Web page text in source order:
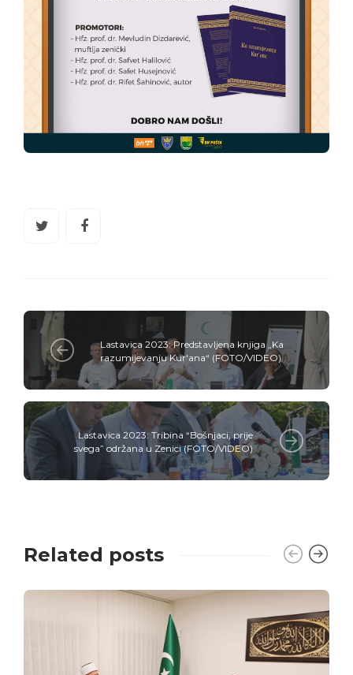
Lastavica 2023: Predstavljena knjiga „Ka
razumijevanju Kur'ana“ (FOTO/VIDEO)
Lastavica 2023: Tribina “Bošnjaci, prije
svega” održana u Zenici (FOTO/VIDEO)
Related posts